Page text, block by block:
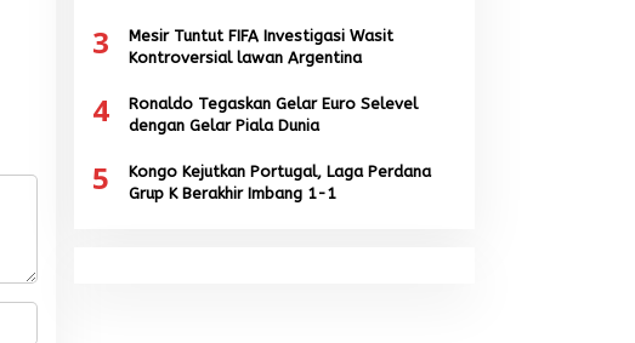
3
Mesir Tuntut FIFA Investigasi Wasit
Kontroversial lawan Argentina
4
Ronaldo Tegaskan Gelar Euro Selevel
dengan Gelar Piala Dunia
5
Kongo Kejutkan Portugal, Laga Perdana
Grup K Berakhir Imbang 1-1